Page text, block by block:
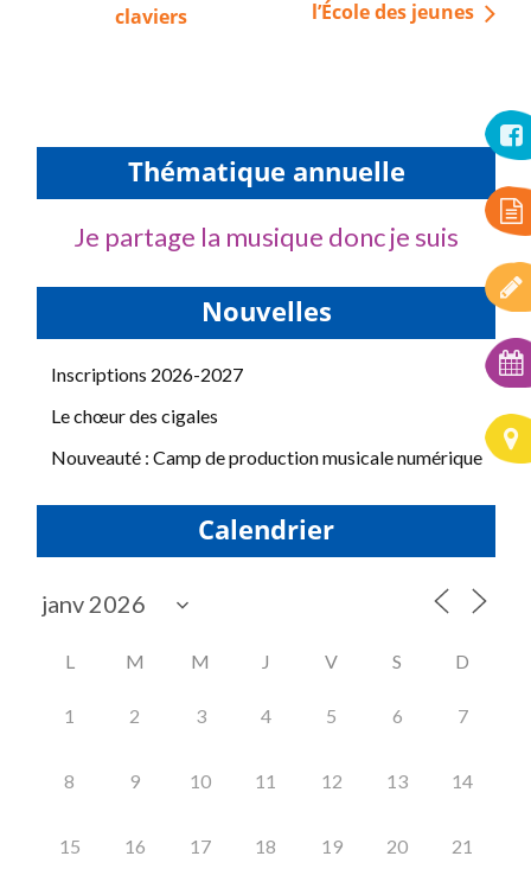
claviers
l’École des jeunes
Thématique annuelle
Je partage la musique donc je suis
Nouvelles
Inscriptions 2026-2027
Le chœur des cigales
Nouveauté : Camp de production musicale numérique
Calendrier
L M M J V S D
1 2 3 4 5 6 7
8 9 10 11 12 13 14
15 16 17 18 19 20 21